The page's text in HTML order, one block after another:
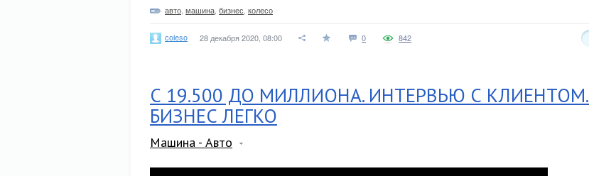
авто машина бизнес колесо
coleso 28 декабря 2020, 08:00 0 842
С 19.500 ДО МИЛЛИОНА. ИНТЕРВЬЮ С КЛИЕНТОМ.
БИЗНЕС ЛЕГКО
Машина - Авто